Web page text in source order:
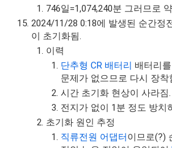
746일=1,074,240분 그러므로
2024/11/28 0:18에 발생된 순간정
이 초기화됨.
이력
단추형 CR 배터리 배터리
문제가 없으므로 다시 장착
시간 초기화 현상이 사라짐.
전지가 없이 1분 정도 방치
초기화 원인 추정
직류전원 어댑터이므로(?)